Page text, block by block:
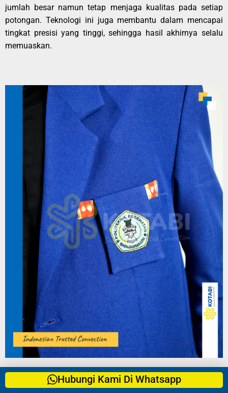
Hubungi Kami Di Whatsapp
jumlah besar namun tetap menjaga kualitas pada setiap
potongan. Teknologi ini juga membantu dalam mencapai
tingkat presisi yang tinggi, sehingga hasil akhirnya selalu
memuaskan.